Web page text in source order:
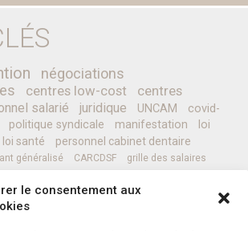
le consentement aux
négociations
centres low-cost
centres
salarié juridique UNCAM
covid-
politique syndicale manifestation
loi
loi santé personnel cabinet dentaire
généralisé CARCDSF
grille des salaires
secret médical sénat CCAM